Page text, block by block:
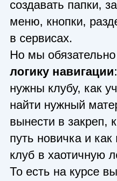
создавать папки,
меню, кнопки,
в сервисах.
Но мы
логику навигации
нужны клубу, как
найти нужный
вынести в закреп,
путь новичка и как
клуб в хаотичную
То есть на курсе